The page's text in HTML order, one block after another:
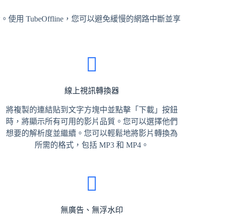
使用 TubeOffline，您可以避免緩慢的網路中斷並享
線上視訊轉換器
將複製的連結貼到文字方塊中並點擊「下載」按鈕
時，將顯示所有可用的影片品質。您可以選擇他們
想要的解析度並繼續。您可以輕鬆地將影片轉換為
所需的格式，包括 MP3 和 MP4。
無廣告、無浮水印